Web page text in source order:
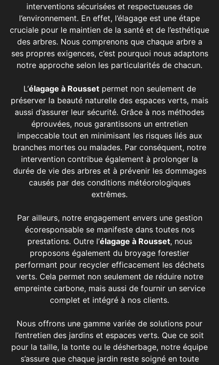
interventions sécurisées et respectueuses de
l’environnement. En effet, l’élagage est une étape
cruciale pour le maintien de la santé et de l’esthétique
des arbres. Nous comprenons que chaque arbre a
ses propres exigences, c’est pourquoi nous adaptons
notre approche selon les particularités de chacun.
L’élagage à Roussetpermet non seulement de
préserver la beauté naturelle des espaces verts, mais
aussi d’assurer leur sécurité. Grâce à nos méthodes
éprouvées, nous garantissons un entretien
impeccable tout en minimisant les risques liés aux
branches mortes ou malades. Par conséquent, notre
intervention contribue également à prolonger la
durée de vie des arbres et à prévenir les dommages
causés par des conditions météorologiques
extrêmes.
Par ailleurs, notre engagement envers une gestion
écoresponsable se manifeste dans toutes nos
prestations. Outre l’élagage à Rousset, nous
proposons également du broyage forestier
performant pour recycler efficacement les déchets
verts. Cela permet non seulement de réduire notre
empreinte carbone, mais aussi de fournir un service
complet et intégré à nos clients.
Nous offrons une gamme variée de solutions pour
l’entretien des jardins et espaces verts. Que ce soit
pour la taille, la tonte ou le désherbage, notre équipe
s’assure que chaque jardin reste soigné en toute